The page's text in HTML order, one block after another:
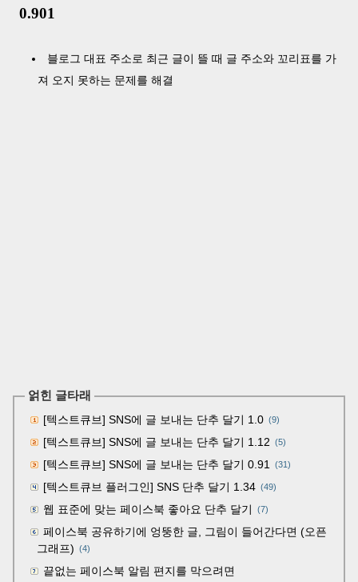
0.901
블로그 대표 주소로 최근 글이 뜰 때 글 주소와 꼬리표를 가
져 오지 못하는 문제를 해결
얽힌 글타래
[텍스트큐브] SNS에 글 보내는 단추 달기 1.0 (9)
[텍스트큐브] SNS에 글 보내는 단추 달기 1.12 (5)
[텍스트큐브] SNS에 글 보내는 단추 달기 0.91 (31)
[텍스트큐브 플러그인] SNS 단추 달기 1.34 (49)
웹 표준에 맞는 페이스북 좋아요 단추 달기 (7)
페이스북 공유하기에 엉뚱한 글, 그림이 들어간다면 (오픈
그래프) (4)
끝없는 페이스북 알림 편지를 막으려면